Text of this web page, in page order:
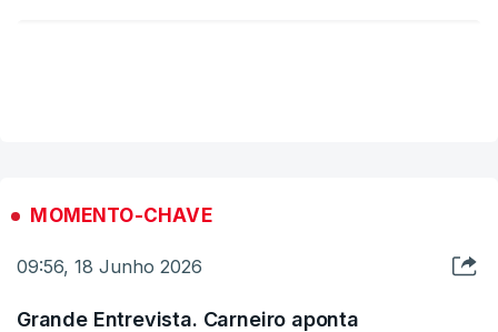
proposta do Governo favorece, sobretudo, as
grandes empresas.
MOMENTO-CHAVE
09:56, 18 Junho 2026
Grande Entrevista. Carneiro aponta